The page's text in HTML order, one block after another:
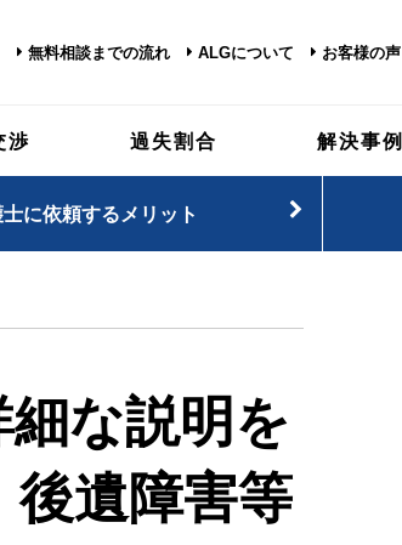
無料相談までの流れ ALGについて お客様の声
渉 過失割合 解決事例
に依頼するメリット
な説明を
遺障害等